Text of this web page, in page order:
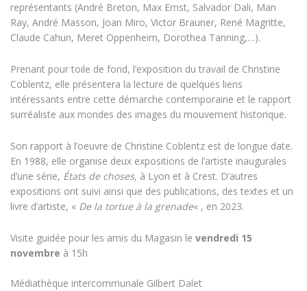
représentants (André Breton, Max Ernst, Salvador Dali, Man
Ray, André Masson, Joan Miro, Victor Brauner, René Magritte,
Claude Cahun, Meret Oppenheim, Dorothea Tanning,…).
Prenant pour toile de fond, l’exposition du travail de Christine
Coblentz, elle présentera la lecture de quelques liens
intéressants entre cette démarche contemporaine et le rapport
surréaliste aux mondes des images du mouvement historique.
Son rapport à l’oeuvre de Christine Coblentz est de longue date.
En 1988, elle organise deux expositions de l’artiste inaugurales
d’une série, États de choses, à Lyon et à Crest. D’autres
expositions ont suivi ainsi que des publications, des textes et un
livre d’artiste, « De la tortue à la grenade« , en 2023.
Visite guidée pour les amis du Magasin le vendredi 15
novembre à 15h
Médiathèque intercommunale Gilbert Dalet